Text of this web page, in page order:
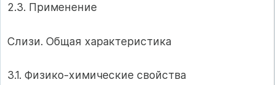
2.3. Применение
Слизи. Общая характеристика
3.1. Физико-химические свойства